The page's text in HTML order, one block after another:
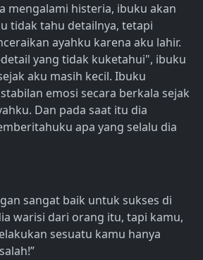
mengalami histeria, ibuku akan
tidak tahu detailnya, tetapi
ayahku karena aku lahir.
yang tidak kuketahui", ibuku
aku masih kecil. Ibuku
emosi secara berkala sejak
Dan pada saat itu dia
apa yang selalu dia
sangat baik untuk sukses di
warisi dari orang itu, tapi kamu,
sesuatu kamu hanya